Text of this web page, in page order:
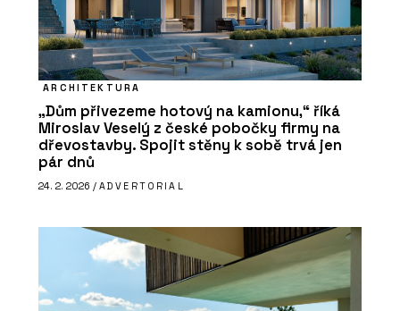
ARCHITEKTURA
„Dům přivezeme hotový na kamionu,“ říká
Miroslav Veselý z české pobočky firmy na
dřevostavby. Spojit stěny k sobě trvá jen
pár dnů
24. 2. 2026 / ADVERTORIAL